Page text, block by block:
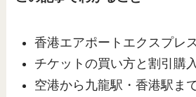
香港エアポートエクスプレ
チケットの買い方と割引購
空港から九龍駅・香港駅ま